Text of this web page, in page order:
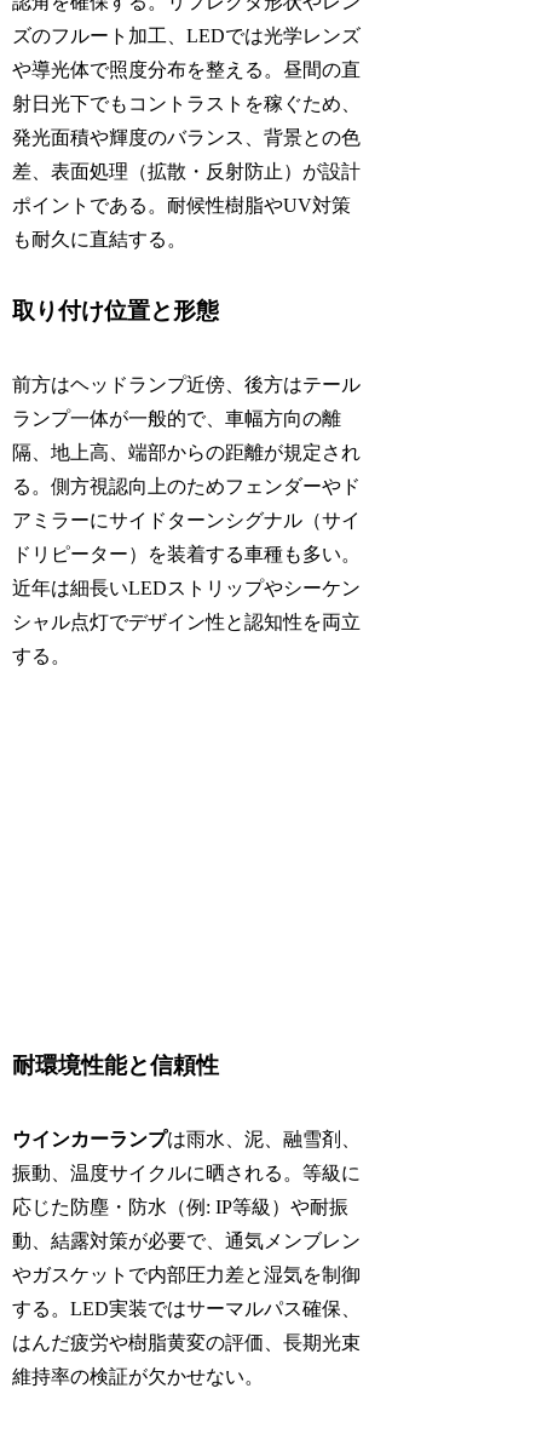
ズのフルート加工、LEDでは光学レンズ
や導光体で照度分布を整える。昼間の直
射日光下でもコントラストを稼ぐため、
発光面積や輝度のバランス、背景との色
差、表面処理（拡散・反射防止）が設計
ポイントである。耐候性樹脂やUV対策
も耐久に直結する。
取り付け位置と形態
前方はヘッドランプ近傍、後方はテール
ランプ一体が一般的で、車幅方向の離
隔、地上高、端部からの距離が規定され
る。側方視認向上のためフェンダーやド
アミラーにサイドターンシグナル（サイ
ドリピーター）を装着する車種も多い。
近年は細長いLEDストリップやシーケン
シャル点灯でデザイン性と認知性を両立
する。
耐環境性能と信頼性
ウインカーランプは雨水、泥、融雪剤、
振動、温度サイクルに晒される。等級に
応じた防塵・防水（例: IP等級）や耐振
動、結露対策が必要で、通気メンブレン
やガスケットで内部圧力差と湿気を制御
する。LED実装ではサーマルパス確保、
はんだ疲労や樹脂黄変の評価、長期光束
維持率の検証が欠かせない。